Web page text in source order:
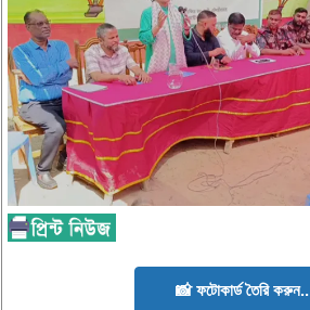
📸 ফটোকার্ড তৈরি করুন..